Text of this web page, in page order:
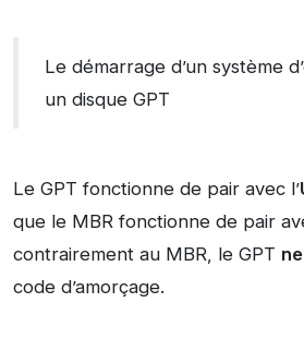
Le démarrage d’un système
un disque GPT
Le GPT fonctionne de pair avec l’
que le MBR fonctionne de pair
contrairement au MBR, le GPT
code d’amorçage.